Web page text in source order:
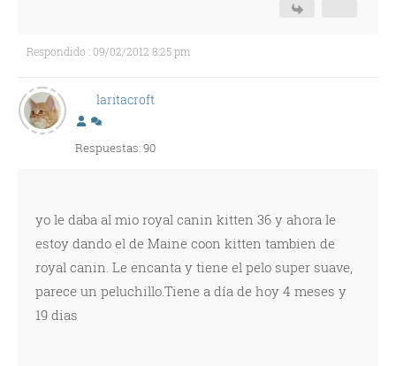
Respondido : 09/02/2012 8:25 pm
laritacroft
Respuestas: 90
yo le daba al mio royal canin kitten 36 y ahora le
estoy dando el de Maine coon kitten tambien de
royal canin. Le encanta y tiene el pelo super suave,
parece un peluchillo.Tiene a día de hoy 4 meses y
19 dias